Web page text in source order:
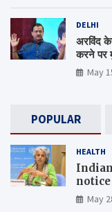
DELHI
अरविंद
करने पर
May
POPULAR
HEALTH
theMay